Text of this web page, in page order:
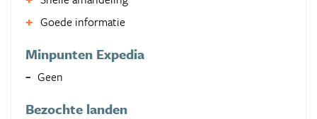
Goede informatie
Minpunten Expedia
Geen
Bezochte landen